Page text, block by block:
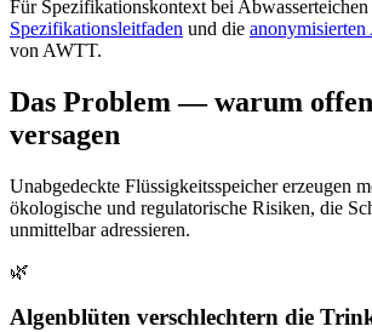
Für Spezifikationskontext bei Abwasserteichen
Spezifikationsleitfaden und die
von AWTT.
Das Problem — warum
versagen
Unabgedeckte Flüssigkeitsspeicher erzeugen
ökologische und regulatorische Risiken, die
unmittelbar adressieren.
🌿
Algenblüten verschlechtern die